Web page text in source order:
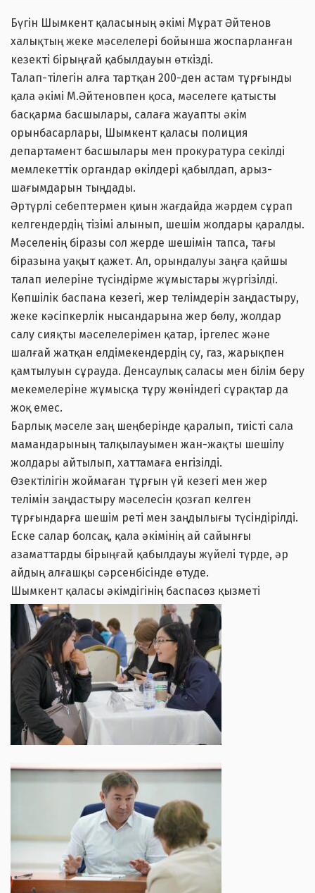
Бүгін Шымкент қаласының әкімі Мұрат Әйтенов
халықтың жеке мәселелері бойынша жоспарланған
кезекті бірыңғай қабылдауын өткізді.
Талап-тілегін алға тартқан 200-ден астам тұрғынды
қала әкімі М.Әйтеновпен қоса, мәселеге қатысты
басқарма басшылары, салаға жауапты әкім
орынбасарлары, Шымкент қаласы полиция
департамент басшылары мен прокуратура секілді
мемлекеттік органдар өкілдері қабылдап, арыз-
шағымдарын тыңдады.
Әртүрлі себептермен қиын жағдайда жәрдем сұрап
келгендердің тізімі алынып, шешім жолдары қаралды.
Мәселенің біразы сол жерде шешімін тапса, тағы
біразына уақыт қажет. Ал, орындалуы заңға қайшы
талап иелеріне түсіндірме жұмыстары жүргізілді.
Көпшілік баспана кезегі, жер телімдерін заңдастыру,
жеке кәсіпкерлік нысандарына жер бөлу, жолдар
салу сияқты мәселелерімен қатар, іргелес және
шалғай жатқан елдімекендердің су, газ, жарықпен
қамтылуын сұрауда. Денсаулық саласы мен білім беру
мекемелеріне жұмысқа тұру жөніндегі сұрақтар да
жоқ емес.
Барлық мәселе заң шеңберінде қаралып, тиісті сала
мамандарының талқылауымен жан-жақты шешілу
жолдары айтылып, хаттамаға енгізілді.
Өзектілігін жоймаған тұрғын үй кезегі мен жер
телімін заңдастыру мәселесін қозғап келген
тұрғындарға шешім реті мен заңдылығы түсіндірілді.
Еске салар болсақ, қала әкімінің ай сайынғы
азаматтарды бірыңғай қабылдауы жүйелі түрде, әр
айдың алғашқы сәрсенбісінде өтуде.
Шымкент қаласы әкімдігінің баспасөз қызметі